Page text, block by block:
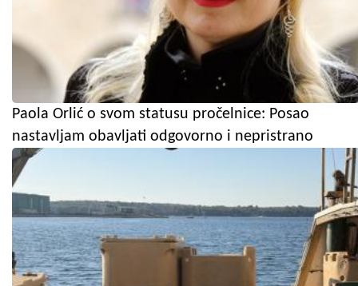
Paola Orlić o svom statusu pročelnice: Posao
nastavljam obavljati odgovorno i nepristrano